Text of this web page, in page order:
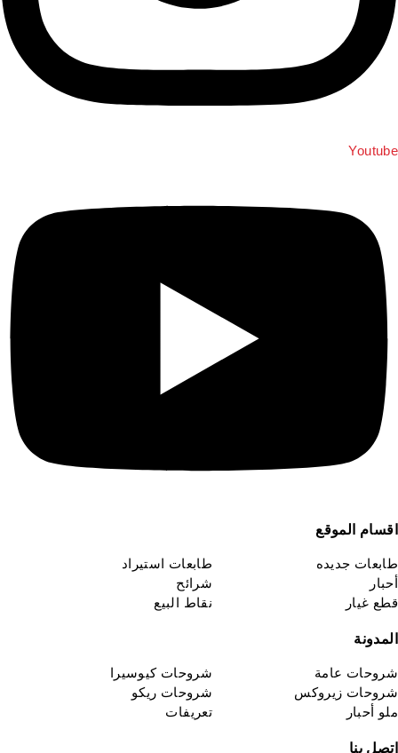
الموقع
جديده
طابعات استيراد
شرائح
غيار
نقاط البيع
عامة
شروحات كيوسيرا
زيروكس
شروحات ريكو
أحبار
تعريفات
بنا